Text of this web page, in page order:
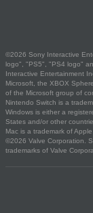
©2026 Sony Interactive
logo", "PS5", "PS4 logo"
Interactive Entertainment
Microsoft, the XBOX
of the Microsoft group of
Nintendo Switch is a
Windows is either a
States and/or other
Mac is a trademark of Apple
©2026 Valve Corporation.
trademarks of Valve